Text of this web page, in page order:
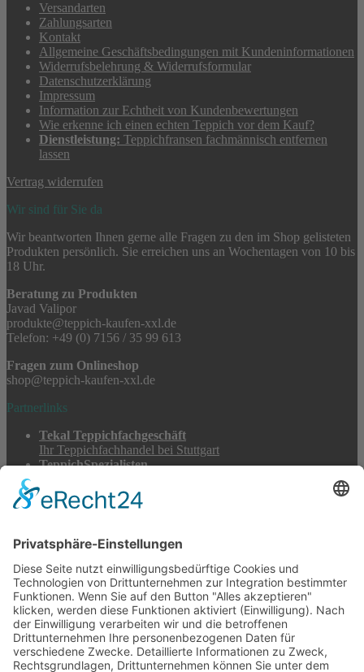
Versandarten
Zahlungsarten
Kontakt
Allgemeine Geschäftsbedingungen mit Kundeninformationen
Widerrufsbelehrung & Widerrufsformular
Datenschutzerklärung
Impressum
Information zur Echtheit von Kundenbewertungen
Wie erkenne ich einen echten Teppich vor dem Kauf?
Dienstleistung: Teppichfransen fachmännisch entfernen
lassen
Vertrag widerrufen
Wir sind für Sie da
Wir beantworten Ihnen gerne alle Fragen zu den im Shop gelisteten
Produkten persönlich. Sie erreichen uns an Wochentagen von 10 bis
18 Uhr.
Beratung zu Produkten
Javad Valipor
produkte@teppich-kaufen-xxl.de
Telefon: +49 (0) 7156 / 35 99 613
Fragen zum Onlineshop
shop@teppich-kaufen-xxl.de
Partnerlinks
Tekal Teppichfachgeschäft
Ihr Teppichfachhandel bei Stuttgart
TeppichSpezialisten
Stadtmühle Waldenbuch
Mühlenprodukte, Säfte, Tiernahrung & Züchterbedarf
Pyrotechnik online bestellen
© 2017-2026 ·Tekal – Textile Lebensqualität| Einzelstücke mit
Charakter – Exklusive moderne Teppiche und handverlesene
Orientteppiche
Alle Preise inkl. der gesetzlichen MwSt. · Die durchgestrichenen Preise
entsprechen, sofern nicht anders angegeben, den bisherigen Preisen in
unserem Shop.